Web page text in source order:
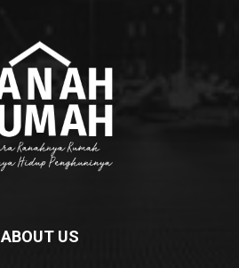
ABOUT US